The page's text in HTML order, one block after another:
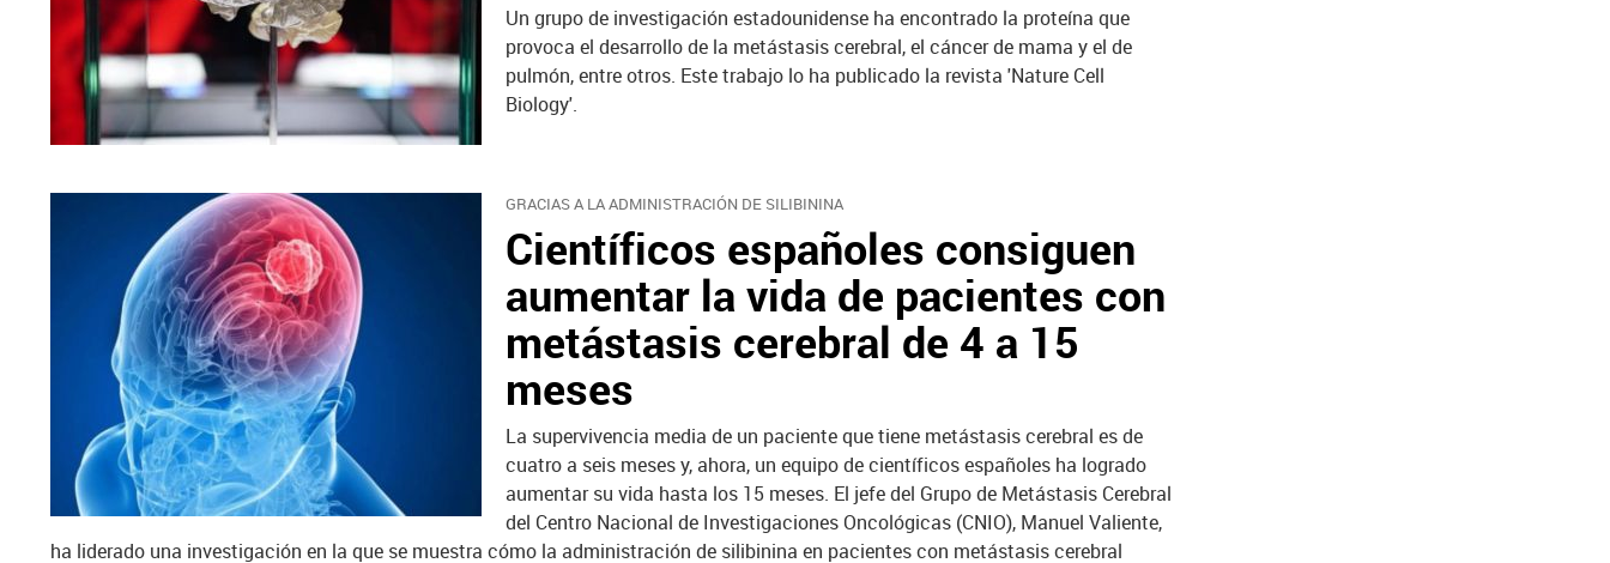
Un grupo de investigación estadounidense ha encontrado la proteína que
provoca el desarrollo de la metástasis cerebral, el cáncer de mama y el de
pulmón, entre otros. Este trabajo lo ha publicado la revista 'Nature Cell
Biology'.
GRACIAS A LA ADMINISTRACIÓN DE SILIBININA
Científicos españoles consiguen
aumentar la vida de pacientes con
metástasis cerebral de 4 a 15
meses
La supervivencia media de un paciente que tiene metástasis cerebral es de
cuatro a seis meses y, ahora, un equipo de científicos españoles ha logrado
aumentar su vida hasta los 15 meses. El jefe del Grupo de Metástasis Cerebral
del Centro Nacional de Investigaciones Oncológicas (CNIO), Manuel Valiente,
ha liderado una investigación en la que se muestra cómo la administración de silibinina en pacientes con metástasis cerebral